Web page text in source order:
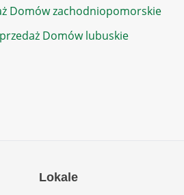
Domów zachodniopomorskie
Domów lubuskie
Lokale